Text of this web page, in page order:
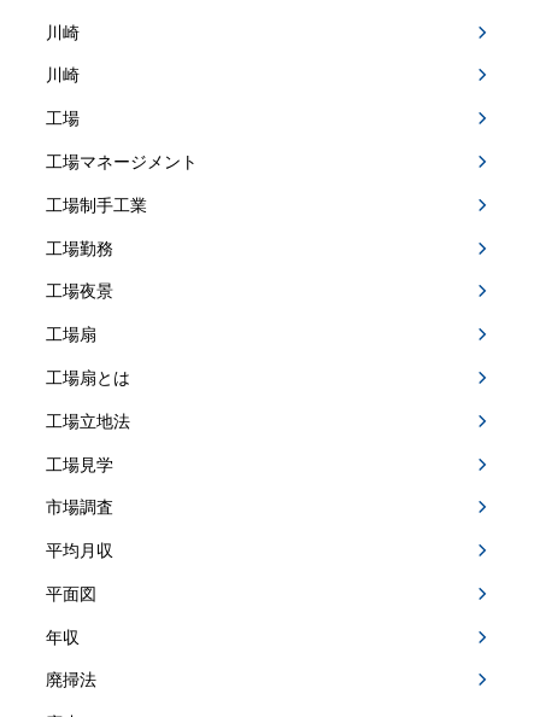
川崎
川崎
工場
工場マネージメント
工場制手工業
工場勤務
工場夜景
工場扇
工場扇とは
工場立地法
工場見学
市場調査
平均月収
平面図
年収
廃掃法